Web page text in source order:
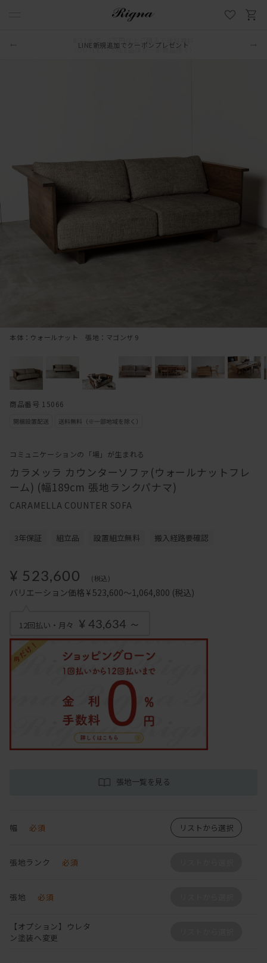
LINE新規追加でクーポンプレゼント
コミュニケーションの「場」が生まれる
カラメッラ カウンターソファ(ウォールナットフレ
ーム) (幅189cm 張地ランクパナマ)
CARAMELLA COUNTER SOFA
本体：ウォールナット 張地：マゴンザ 9
3年保証 組立品 設置組立無料 搬入経路要確認
¥ 523,600 (税込)
バリエーション価格 ¥ 523,600～1,064,800 (税込)
12回払い・月々 ¥ 43,634 ～
張地一覧を見る
幅 必須 リストから選択
張地ランク 必須
張地 必須
【オプション】ウレタ
ン塗装へ変更
商品番号 15066